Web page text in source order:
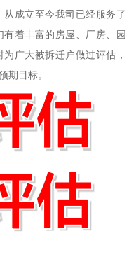
成立至今我司已经服务了
着丰富的房屋、厂房、园
广大被拆迁户做过评估，
期目标。